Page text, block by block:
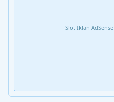
Slot Iklan AdSense